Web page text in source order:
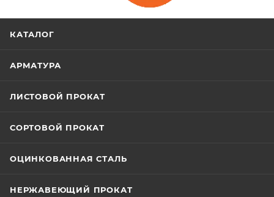
КАТАЛОГ
АРМАТУРА
ЛИСТОВОЙ ПРОКАТ
СОРТОВОЙ ПРОКАТ
ОЦИНКОВАННАЯ СТАЛЬ
НЕРЖАВЕЮЩИЙ ПРОКАТ